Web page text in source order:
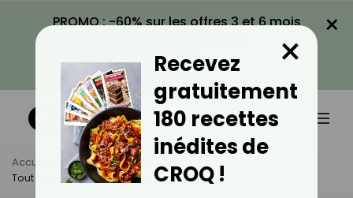
PROMO : -60% sur les offres 3 et 6 mois
VOIR LA PROMO
×
Accueil Actus
Santé
Tout Savoir Sur La Colite Ischémique
Recevez
gratuitement
180 recettes
inédites de
CROQ !
×